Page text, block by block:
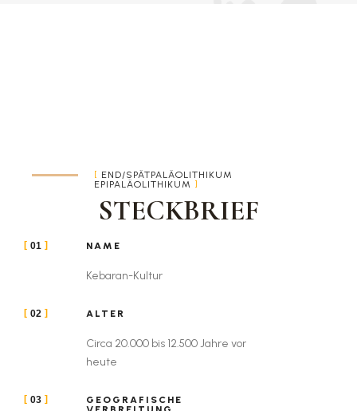
END/SPÄTPALÄOLITHIKUM
EPIPALÄOLITHIKUM
STECKBRIEF
01 NAME
Kebaran-Kultur
02 ALTER
Circa 20.000 bis 12.500 Jahre vor
heute
03
GEOGRAFISCHE